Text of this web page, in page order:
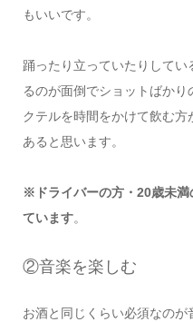
もいいです。
踊ったり立っていたりして
るのが面倒でショットばか
クテルを時間をかけて飲む
あると思います。
※ドライバーの方・20歳未
ています。
②音楽を楽しむ
お酒と同じくらい必須なのが